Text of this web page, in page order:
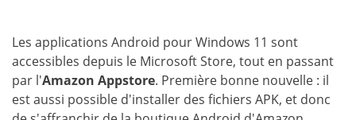
Les applications Android pour Windows 11 sont
accessibles depuis le Microsoft Store, tout en passant
par l'Amazon Appstore. Première bonne nouvelle : il
est aussi possible d'installer des fichiers APK, et donc